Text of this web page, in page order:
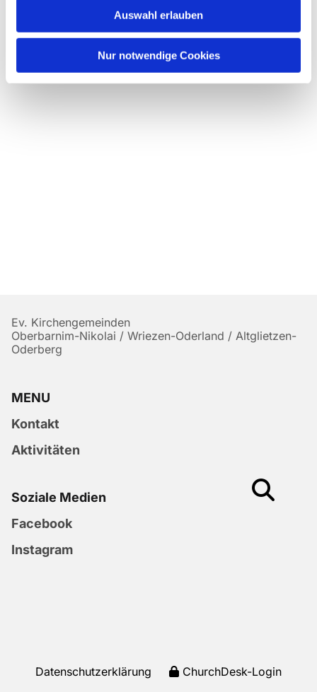
Auswahl erlauben
Nur notwendige Cookies
Ev. Kirchengemeinden
Oberbarnim-Nikolai / Wriezen-Oderland / Altglietzen-
Oderberg
MENU
Kontakt
Aktivitäten
Soziale Medien
Facebook
Instagram
Datenschutzerklärung ChurchDesk-Login